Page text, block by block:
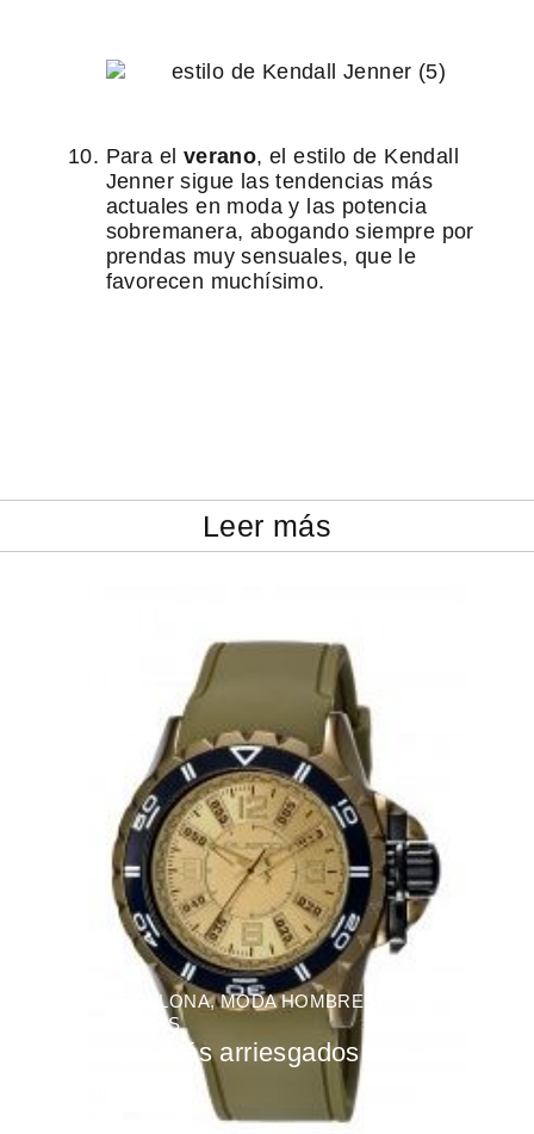
Para el verano, el estilo de Kendall
Jenner sigue las tendencias más
actuales en moda y las potencia
sobremanera, abogando siempre por
prendas muy sensuales, que le
favorecen muchísimo.
Leer más
CUSTO BARCELONA,MODA HOMBRES
TIENDAS
Los relojes más arriesgados de Custo